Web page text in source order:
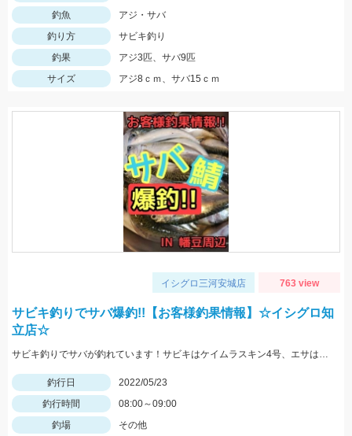
釣魚
アジ・サバ
釣り方
サビキ釣り
釣果
アジ3匹、サバ9匹
サイズ
アジ8ｃｍ、サバ15ｃｍ
イシグロ三河安城店 763 view
サビキ釣りでサバ爆釣!!【お客様釣果情報】☆イシグロ知
立店☆
サビキ釣りでサバが釣れています！サビキはケイムラスキン4号、エサは冷凍アミエビを使用しました。
釣行日
2022/05/23
釣行時間
08:00～09:00
釣場
その他